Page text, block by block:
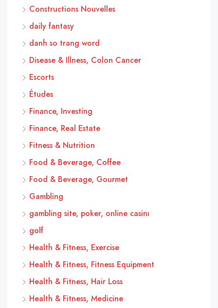
Constructions Nouvelles
daily fantasy
danh so trang word
Disease & Illness, Colon Cancer
Escorts
Études
Finance, Investing
Finance, Real Estate
Fitness & Nutrition
Food & Beverage, Coffee
Food & Beverage, Gourmet
Gambling
gambling site, poker, online casinı
golf
Health & Fitness, Exercise
Health & Fitness, Fitness Equipment
Health & Fitness, Hair Loss
Health & Fitness, Medicine